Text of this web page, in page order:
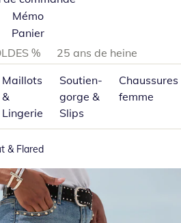
Mémo
Panier
%
25 ans de heine
Maillots
&
Lingerie
Soutien-
gorge &
Slips
Chaussures
femme
& Flared